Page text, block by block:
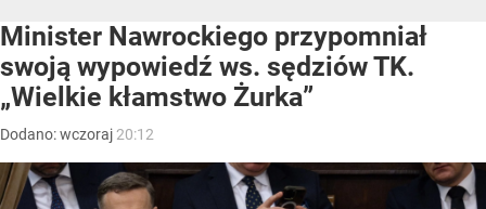
Minister Nawrockiego przypomniał
swoją wypowiedź ws. sędziów TK.
„Wielkie kłamstwo Żurka”
Dodano:wczoraj 20:12